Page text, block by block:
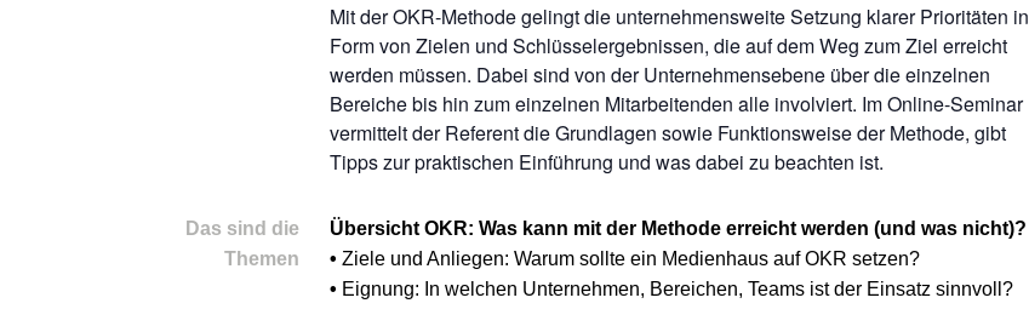
Mit der OKR-Methode gelingt die unternehmensweite Setzung klarer Prioritäten in
Form von Zielen und Schlüsselergebnissen, die auf dem Weg zum Ziel erreicht
werden müssen. Dabei sind von der Unternehmensebene über die einzelnen
Bereiche bis hin zum einzelnen Mitarbeitenden alle involviert. Im Online-Seminar
vermittelt der Referent die Grundlagen sowie Funktionsweise der Methode, gibt
Tipps zur praktischen Einführung und was dabei zu beachten ist.
Das sind die
Themen
Übersicht OKR: Was kann mit der Methode erreicht werden (und was nicht)?
• Ziele und Anliegen: Warum sollte ein Medienhaus auf OKR setzen?
• Eignung: In welchen Unternehmen, Bereichen, Teams ist der Einsatz sinnvoll?